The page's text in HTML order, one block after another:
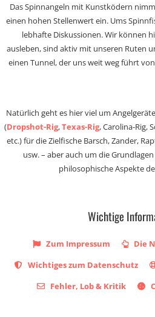
Das Spinnangeln mit Kunstködern
einen hohen Stellenwert ein. Ums
lebhafte Diskussionen. Wir können
ausleben, sind aktiv mit unseren Ruten
einen Tunnel, der uns weit weg führt
Natürlich geht es hier viel um
(Dropshot-Rig,Texas-Rig, Carolina-Rig,
etc.) für die Zielfische Barsch, Zander,
usw. – aber auch um die
philosophische Aspekte
Wichtige
Zum Impressum
Die
Wichtiges zum Datenschutz
Fehler, Lob & Kritik